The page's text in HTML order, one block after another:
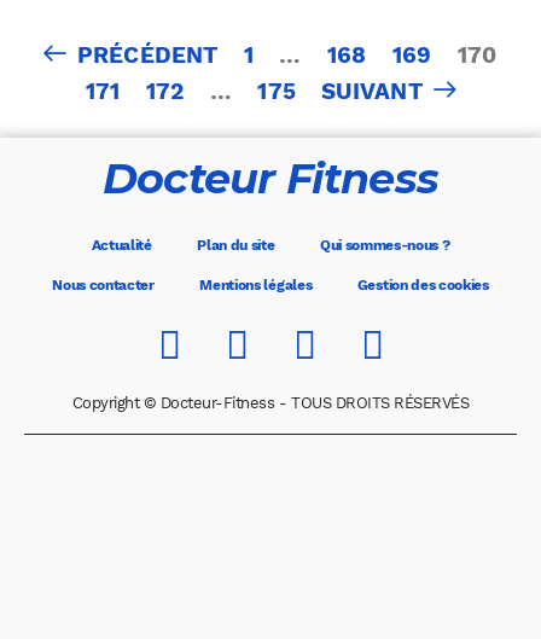
des
publications
PRÉCÉDENT 1 … 168 169
170
171
172 … 175 SUIVANT
Docteur Fitness
Actualité Plan du site Qui sommes-nous ?
Nous contacter Mentions légales Gestion des cookies
Copyright © Docteur-Fitness - TOUS DROITS RÉSERVÉS